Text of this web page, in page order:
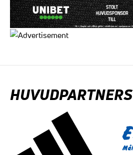
HUVUDPARTNERS